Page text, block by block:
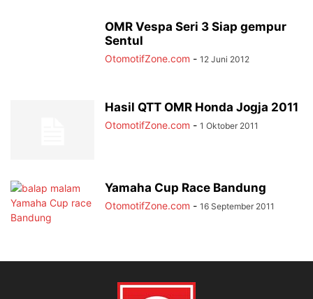
OMR Vespa Seri 3 Siap gempur
Sentul
OtomotifZone.com - 12 Juni 2012
Hasil QTT OMR Honda Jogja 2011
OtomotifZone.com - 1 Oktober 2011
Yamaha Cup Race Bandung
OtomotifZone.com - 16 September 2011